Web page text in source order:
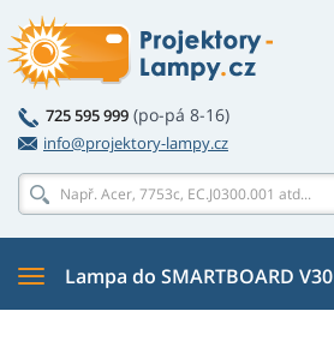
725 595 999 (po-pá 8-16)
info@projektory-lampy.cz
Lampa do SMARTBOARD V30